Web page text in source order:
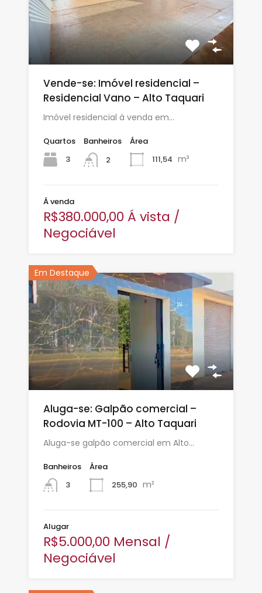
Vende-se: Imóvel residencial –
Residencial Vano – Alto Taquari
Imóvel residencial à venda em…
Quartos
3
Banheiros
2
Área
111,54 m³
Á venda
R$380.000,00 Á vista /
Negociável
Em Destaque
Aluga-se: Galpão comercial –
Rodovia MT-100 – Alto Taquari
Aluga-se galpão comercial em Alto…
Banheiros
3
Área
255,90 m²
Alugar
R$5.000,00 Mensal /
Negociável